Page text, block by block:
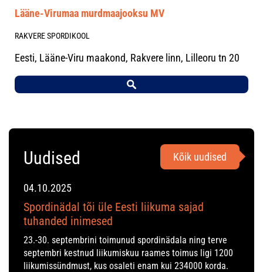
Lääne-Virumaa murdmaajooksu MV
RAKVERE SPORDIKOOL
Eesti, Lääne-Viru maakond, Rakvere linn, Lilleoru tn 20
Uudised Kõik uudised
04.10.2025
Spordinädal tõi üle Eesti liikuma sajad
tuhanded inimesed
23.-30. septembrini toimunud spordinädala ning terve
septembri kestnud liikumiskuu raames toimus ligi 1200
liikumissündmust, kus osaleti enam kui 234000 korda.